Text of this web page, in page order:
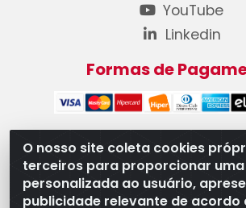
O nosso site coleta cookies
terceiros para proporcionar
personalizada ao usuário,
publicidade relevante de acordo
YouTube
Linkedin
Formas de
WB Componentes Automotivos
08.528.393/0001-12 - Rua do Níquel,
Oeste Industrial, Goiânia/GO -